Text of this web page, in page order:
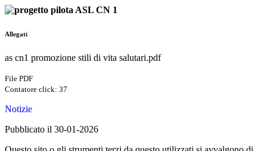
Allegati
as cn1 promozione stili di vita salutari.pdf
File PDF
Contatore click: 37
Notizie
Pubblicato il 30-01-2026